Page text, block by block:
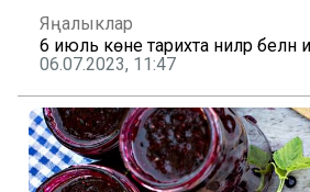
Яңалыклар
6 июль көне тарихта ниләр белән
06.07.2023, 11:47